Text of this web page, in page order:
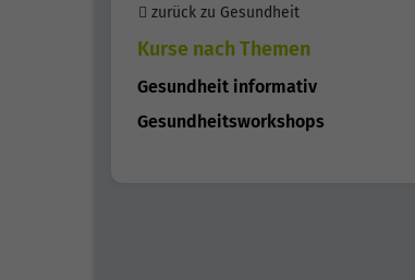
zurück zu Gesundheit
Kurse nach Themen
Gesundheit informativ
Gesundheitsworkshops